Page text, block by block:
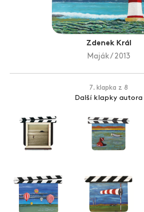
Zdenek Král
Maják / 2013
7. klapka z 8
Další klapky autora